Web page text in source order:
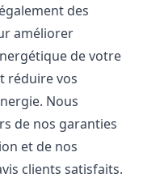
des
améliorer
de votre
réduire vos
Nous
de nos garanties
et de nos
clients satisfaits.